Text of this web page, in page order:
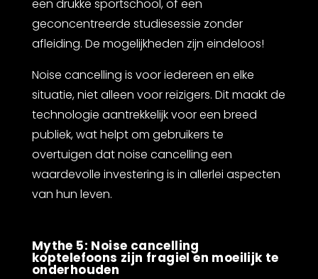
een drukke sportschool, of een
geconcentreerde studiesessie zonder
afleiding. De mogelijkheden zijn eindeloos!
Noise cancelling is voor iedereen en elke
situatie, niet alleen voor reizigers. Dit maakt de
technologie aantrekkelijk voor een breed
publiek, wat helpt om gebruikers te
overtuigen dat noise cancelling een
waardevolle investering is in allerlei aspecten
van hun leven.
Mythe 5: Noise cancelling
koptelefoons zijn fragiel en moeilijk te
onderhouden